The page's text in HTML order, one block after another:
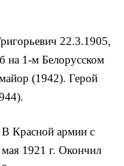
22.3.1905,
на 1-м Белорусском
(1942). Герой
В Красной армии с
мая 1921 г. Окончил